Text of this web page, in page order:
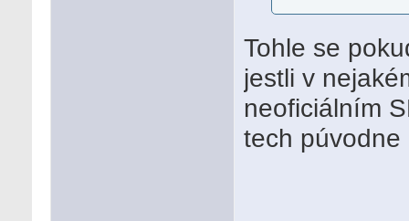
Tohle se
jestli v
neoficiálním
tech púvodne